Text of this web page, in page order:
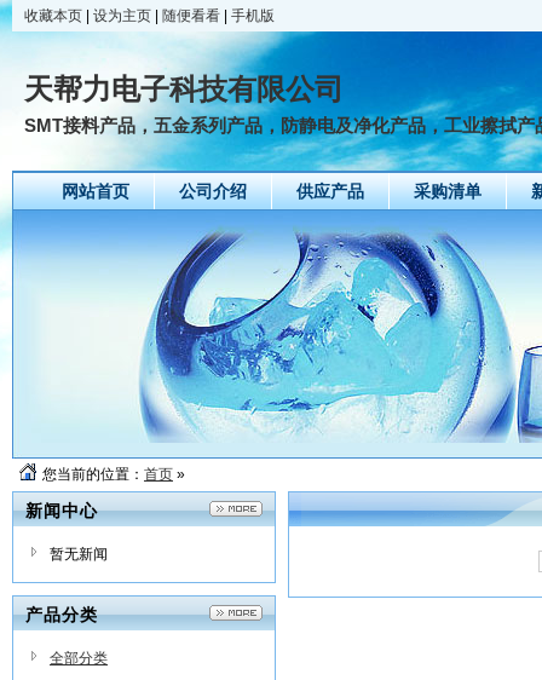
收藏本页 设为主页 随便看看 手机版
天帮力电子科技有限公司
SMT接料产品，五金系列产品，防静电及净化产品，工业擦拭
网站首页 公司介绍 供应产品 采购清单
您当前的位置： 首页 »
新闻中心
暂无新闻
产品分类
全部分类